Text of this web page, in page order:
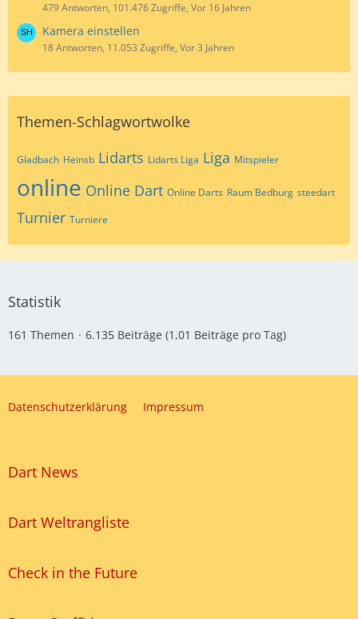
479 Antworten, 101.476 Zugriffe, Vor 16 Jahren
Kamera einstellen
18 Antworten, 11.053 Zugriffe, Vor 3 Jahren
Themen-Schlagwortwolke
Gladbach Heinsb Lidarts Lidarts Liga Liga Mitspieler
online Online Dart Online Darts Raum Bedburg steedart
Turnier Turniere
Statistik
161 Themen 6.135 Beiträge (1,01 Beiträge pro Tag)
Datenschutzerklärung Impressum
Dart News
Dart Weltrangliste
Check in the Future